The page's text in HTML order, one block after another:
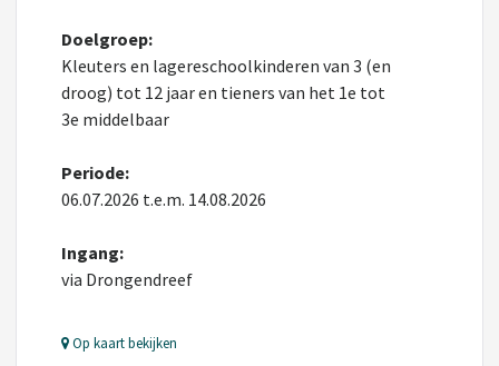
Doelgroep:
Kleuters en lagereschoolkinderen van 3 (en
droog) tot 12 jaar en tieners van het 1e tot
3e middelbaar
Periode:
06.07.2026 t.e.m. 14.08.2026
Ingang:
via Drongendreef
Op kaart bekijken